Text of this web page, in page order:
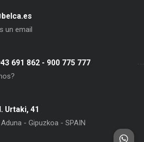
un email
691 862 - 900 775 777
Urtaki, 41
- Gipuzkoa - SPAIN